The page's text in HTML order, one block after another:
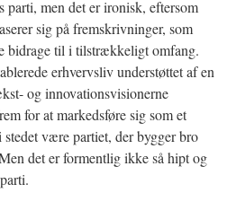
men det er ironisk, eftersom
sig på fremskrivninger, som
til i tilstrækkeligt omfang.
erhvervsliv understøttet af en
og innovationsvisionerne
for at markedsføre sig som et
være partiet, der bygger bro
det er formentlig ikke så hipt og